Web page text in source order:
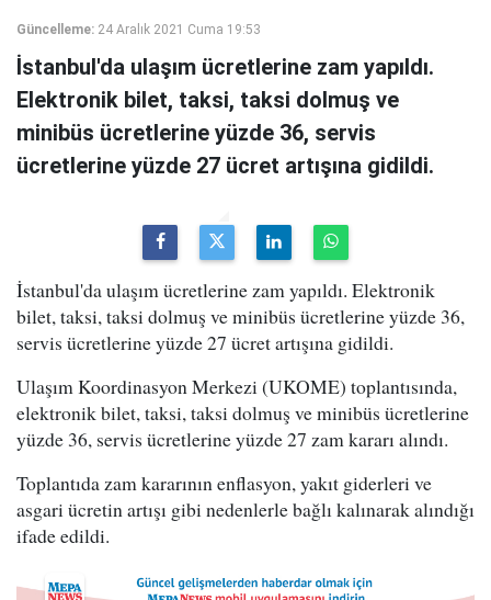
Güncelleme: 24 Aralık 2021 Cuma 19:53
İstanbul'da ulaşım ücretlerine zam yapıldı.
Elektronik bilet, taksi, taksi dolmuş ve
minibüs ücretlerine yüzde 36, servis
ücretlerine yüzde 27 ücret artışına gidildi.
İstanbul'da ulaşım ücretlerine zam yapıldı. Elektronik
bilet, taksi, taksi dolmuş ve minibüs ücretlerine yüzde 36,
servis ücretlerine yüzde 27 ücret artışına gidildi.
Ulaşım Koordinasyon Merkezi (UKOME) toplantısında,
elektronik bilet, taksi, taksi dolmuş ve minibüs ücretlerine
yüzde 36, servis ücretlerine yüzde 27 zam kararı alındı.
Toplantıda zam kararının enflasyon, yakıt giderleri ve
asgari ücretin artışı gibi nedenlerle bağlı kalınarak alındığı
ifade edildi.